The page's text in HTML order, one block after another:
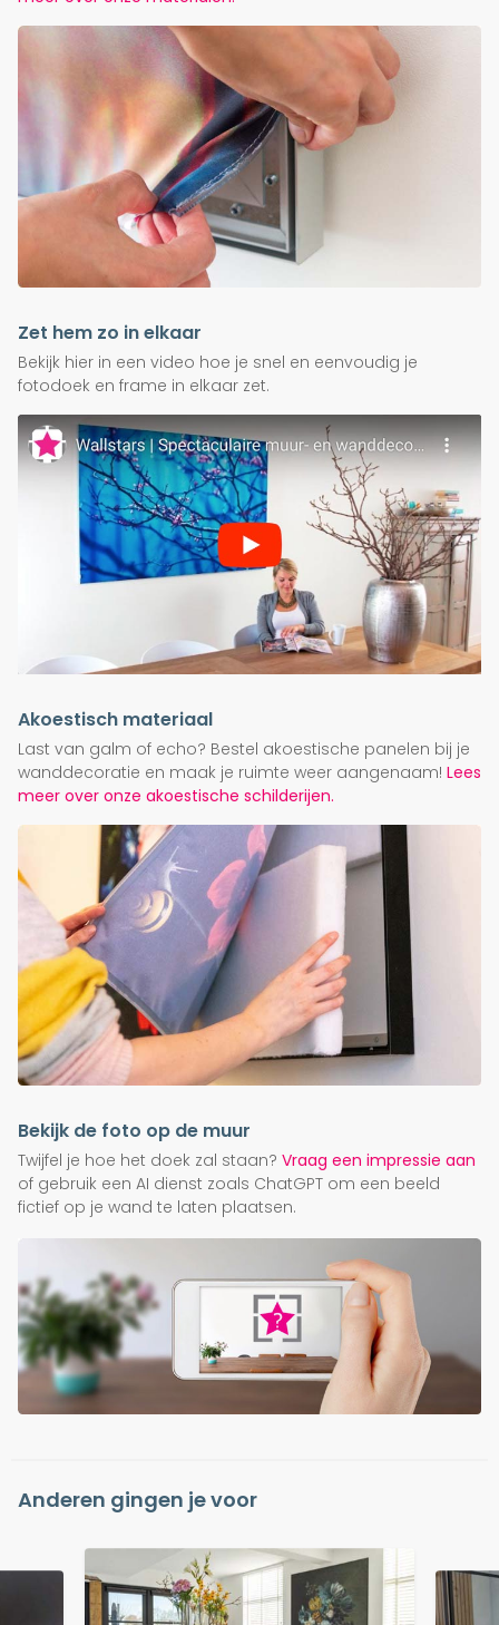
Zet hem zo in elkaar
Bekijk hier in een video hoe je snel en eenvoudig je
fotodoek en frame in elkaar zet.
Akoestisch materiaal
Last van galm of echo? Bestel akoestische panelen bij je
wanddecoratie en maak je ruimte weer aangenaam! Lees
meer over onze akoestische schilderijen.
Bekijk de foto op de muur
Twijfel je hoe het doek zal staan? Vraag een impressie aan
of gebruik een AI dienst zoals ChatGPT om een beeld
fictief op je wand te laten plaatsen.
Anderen gingen je voor